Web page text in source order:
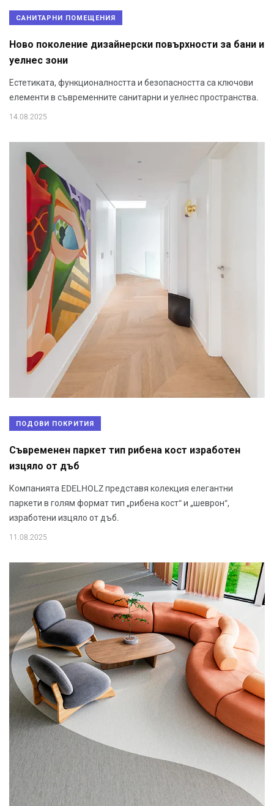
САНИТАРНИ ПОМЕЩЕНИЯ
Ново поколение дизайнерски повърхности за бани и
уелнес зони
Естетиката, функционалността и безопасността са ключови
елементи в съвременните санитарни и уелнес пространства.
14.08.2025
ПОДОВИ ПОКРИТИЯ
Съвременен паркет тип рибена кост изработен
изцяло от дъб
Компанията EDELHOLZ представя колекция елегантни
паркети в голям формат тип „рибена кост“ и „шеврон“,
изработени изцяло от дъб.
11.08.2025